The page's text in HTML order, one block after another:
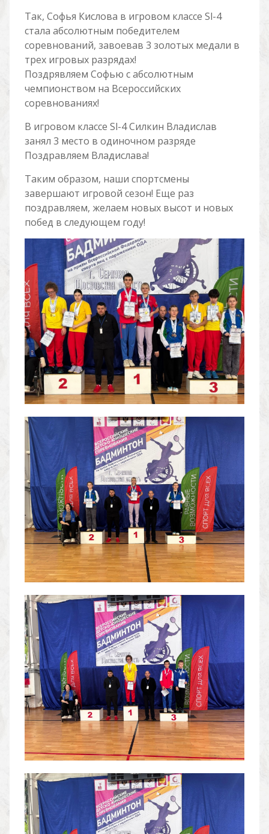
Так, Софья Кислова в игровом классе Sl-4
стала абсолютным победителем
соревнований, завоевав 3 золотых медали в
трех игровых разрядах!
Поздрявляем Софью с абсолютным
чемпионством на Всероссийских
соревнованиях!
В игровом классе Sl-4 Силкин Владислав
занял 3 место в одиночном разряде
Поздравляем Владислава!
Таким образом, наши спортсмены
завершают игровой сезон! Еще раз
поздравляем, желаем новых высот и новых
побед в следующем году!